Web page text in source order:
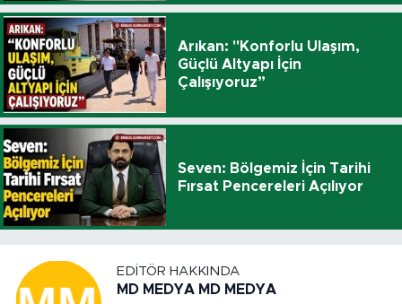
Arıkan: "Konforlu Ulaşım,
Güçlü Altyapı İçin
Çalışıyoruz”
Seven: Bölgemiz İçin Tarihi
Fırsat Pencereleri Açılıyor
EDITÖR HAKKINDA
MD MEDYA MD MEDYA